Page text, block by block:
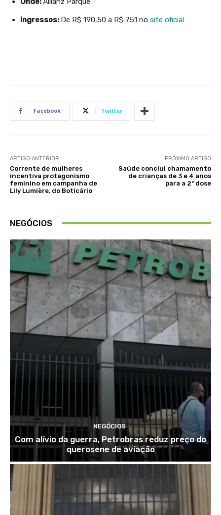
Ingressos: De R$ 190,50 a R$ 751 no site oficial
Facebook Twitter
ARTIGO ANTERIOR
Corrente de mulheres
incentiva protagonismo
feminino em campanha de
Lily Lumière, do Boticário
PRÓXIMO ARTIGO
Saúde conclui chamamento
de crianças de 3 e 4 anos
para a 2ª dose
NEGÓCIOS
NEGÓCIOS
Com alívio da guerra, Petrobras reduz preço do
querosene de aviação